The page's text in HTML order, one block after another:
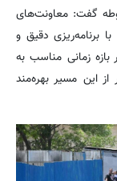
گفت: معاونت‌های
برنامه‌ریزی دقیق و
زمانی مناسب به
از این مسیر بهره‌مند